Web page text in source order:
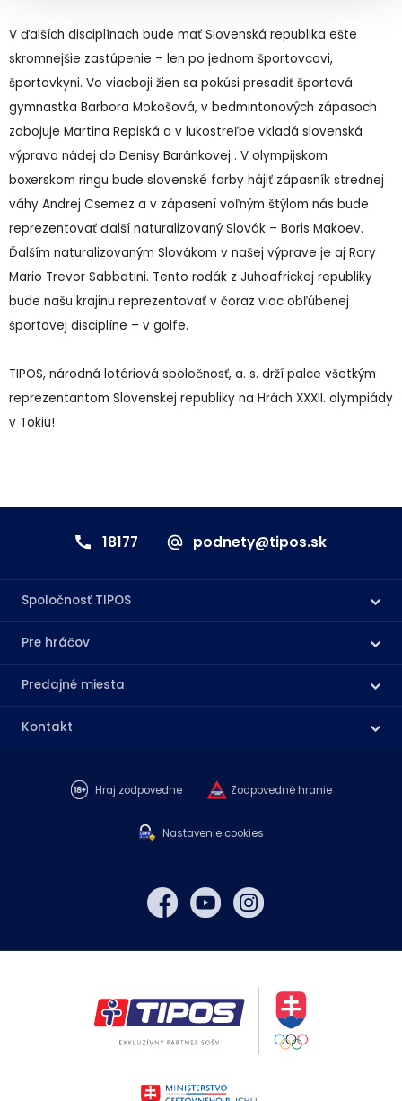
V ďalších disciplínach bude mať Slovenská republika ešte
skromnejšie zastúpenie – len po jednom športovcovi,
športovkyni. Vo viacboji žien sa pokúsi presadiť športová
gymnastka Barbora Mokošová, v bedmintonových zápasoch
zabojuje Martina Repiská a v lukostreľbe vkladá slovenská
výprava nádej do Denisy Baránkovej . V olympijskom
boxerskom ringu bude slovenské farby hájiť zápasník strednej
váhy Andrej Csemez a v zápasení voľným štýlom nás bude
reprezentovať ďalší naturalizovaný Slovák – Boris Makoev.
Ďalším naturalizovaným Slovákom v našej výprave je aj Rory
Mario Trevor Sabbatini. Tento rodák z Juhoafrickej republiky
bude našu krajinu reprezentovať v čoraz viac obľúbenej
športovej disciplíne – v golfe.
TIPOS, národná lotériová spoločnosť, a. s. drží palce všetkým
reprezentantom Slovenskej republiky na Hrách XXXII. olympiády
v Tokiu!
18177 podnety@tipos.sk
Spoločnosť TIPOS
Pre hráčov
Predajné miesta
Kontakt
Hraj zodpovedne Zodpovedné hranie
Nastavenie cookies